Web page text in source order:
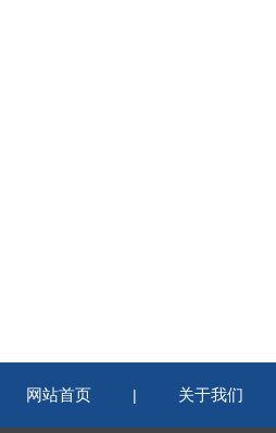
网站首页 | 关于我们